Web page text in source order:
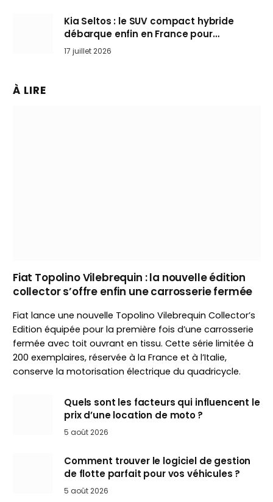
Kia Seltos : le SUV compact hybride
débarque enfin en France pour
bousculer les Nissan Qashqai et Toyota
Yaris Cross
17 juillet 2026
À LIRE
Fiat Topolino Vilebrequin : la nouvelle édition
collector s’offre enfin une carrosserie fermée
Fiat lance une nouvelle Topolino Vilebrequin Collector’s
Edition équipée pour la première fois d’une carrosserie
fermée avec toit ouvrant en tissu. Cette série limitée à
200 exemplaires, réservée à la France et à l’Italie,
conserve la motorisation électrique du quadricycle.
Quels sont les facteurs qui influencent le
prix d’une location de moto ?
5 août 2026
Comment trouver le logiciel de gestion
de flotte parfait pour vos véhicules ?
5 août 2026